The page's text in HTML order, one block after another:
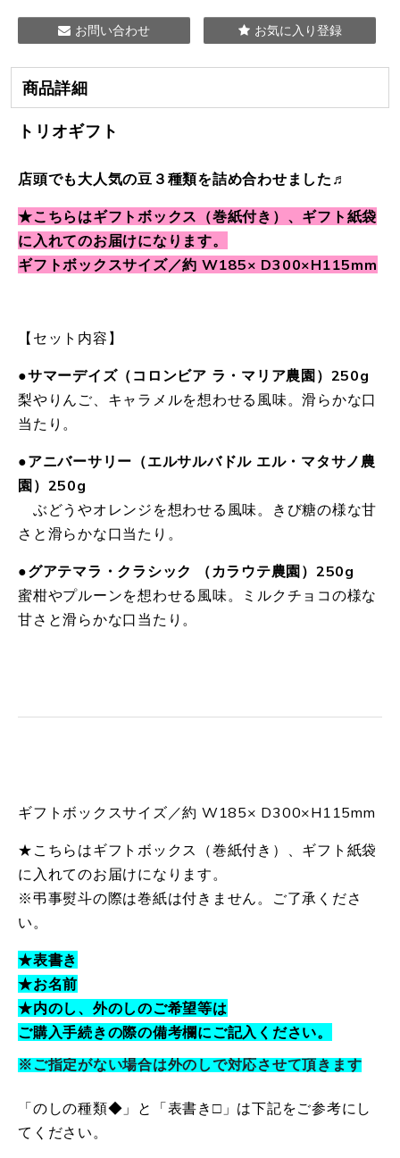
お問い合わせ お気に入り登録
商品詳細
トリオギフト
店頭でも大人気の豆３種類を詰め合わせました♬
★こちらはギフトボックス（巻紙付き）、ギフト紙袋
に入れてのお届けになります。
ギフトボックスサイズ／約 W185× D300×H115mm
【セット内容】
●サマーデイズ（コロンビア ラ・マリア農園）250g
梨やりんご、キャラメルを想わせる風味。滑らかな口
当たり。
●アニバーサリー（エルサルバドル エル・マタサノ農
園）250g
ぶどうやオレンジを想わせる風味。きび糖の様な甘
さと滑らかな口当たり。
●グアテマラ・クラシック （カラウテ農園）250g
蜜柑やプルーンを想わせる風味。ミルクチョコの様な
甘さと滑らかな口当たり。
ギフトボックスサイズ／約 W185× D300×H115mm
★こちらはギフトボックス（巻紙付き）、ギフト紙袋
に入れてのお届けになります。
※弔事熨斗の際は巻紙は付きません。ご了承くださ
い。
★表書き
★お名前
★内のし、外のしのご希望等は
ご購入手続きの際の備考欄にご記入ください。
※ご指定がない場合は外のしで対応させて頂きます
「のしの種類◆」と「表書き□」は下記をご参考にし
てください。